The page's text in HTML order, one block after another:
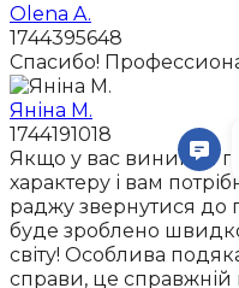
Olena A.
1744395648
Спасибо!
Яніна М.
1744191018
Якщо у вас виникли
характеру і вам
раджу звернутися до
буде зроблено
світу! Особлива
справи, це справжній